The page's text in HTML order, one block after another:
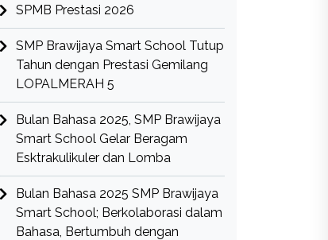
SPMB Prestasi 2026
SMP Brawijaya Smart School Tutup
Tahun dengan Prestasi Gemilang
LOPALMERAH 5
Bulan Bahasa 2025, SMP Brawijaya
Smart School Gelar Beragam
Esktrakulikuler dan Lomba
Bulan Bahasa 2025 SMP Brawijaya
Smart School; Berkolaborasi dalam
Bahasa, Bertumbuh dengan